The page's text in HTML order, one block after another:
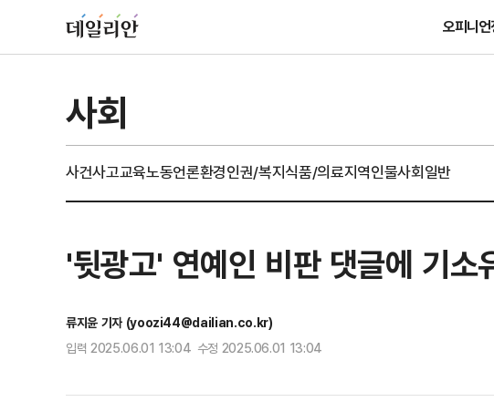
오피니언
사회
사건사고교육노동언론환경인권/복지식품/의료지역인물사회일반
'뒷광고' 연예인 비판 댓글에 기
류지윤 기자 (yoozi44@dailian.co.kr)
입력 2025.06.01 13:04 수정 2025.06.01 13:04